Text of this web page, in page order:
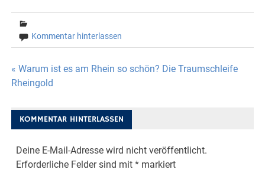
Kommentar hinterlassen
Beitragsnavigation
« Warum ist es am Rhein so schön? Die Traumschleife
Rheingold
KOMMENTAR HINTERLASSEN
Deine E-Mail-Adresse wird nicht veröffentlicht.
Erforderliche Felder sind mit* markiert